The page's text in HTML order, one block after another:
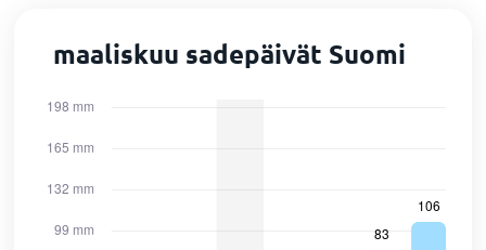
maaliskuu sadepäivät Suomi